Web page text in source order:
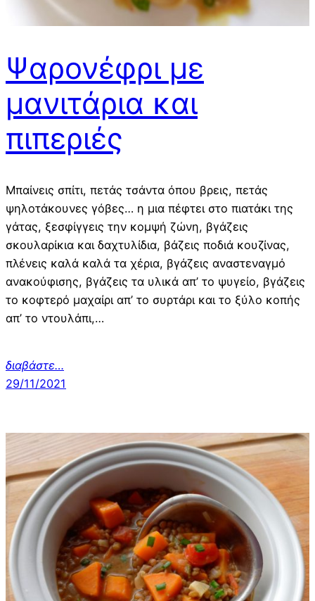
Ψαρονέφρι με
μανιτάρια και
πιπεριές
Μπαίνεις σπίτι, πετάς τσάντα όπου βρεις, πετάς
ψηλοτάκουνες γόβες… η μια πέφτει στο πιατάκι της
γάτας, ξεσφίγγεις την κομψή ζώνη, βγάζεις
σκουλαρίκια και δαχτυλίδια, βάζεις ποδιά κουζίνας,
πλένεις καλά καλά τα χέρια, βγάζεις αναστεναγμό
ανακούφισης, βγάζεις τα υλικά απ’ το ψυγείο, βγάζεις
το κοφτερό μαχαίρι απ’ το συρτάρι και το ξύλο κοπής
απ’ το ντουλάπι,…
διαβάστε…
29/11/2021